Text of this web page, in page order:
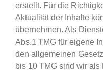
erstellt. Für die
Aktualität der Inhalte
übernehmen. Als
Abs.1 TMG für eigene
den allgemeinen
bis 10 TMG sind wir